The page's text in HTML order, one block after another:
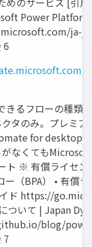
Power Platform
ja-
6
るフローの種類
タのみ。プレミア
for desktop •
なくても
ト ※ 有償ライセ
ー（BPA） • 有
ド https://
ついて | Japan
blog/
7